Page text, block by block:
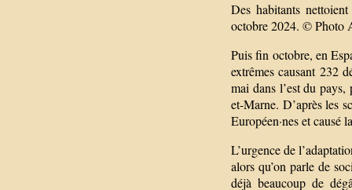
Des habitants
octobre 2024. © Photo
Puis fin octobre, en
extrêmes causant 232
mai dans l’est du
et-Marne. D’après les
Européen·nes et causé
L’urgence de
alors qu’on parle de
déjà beaucoup de